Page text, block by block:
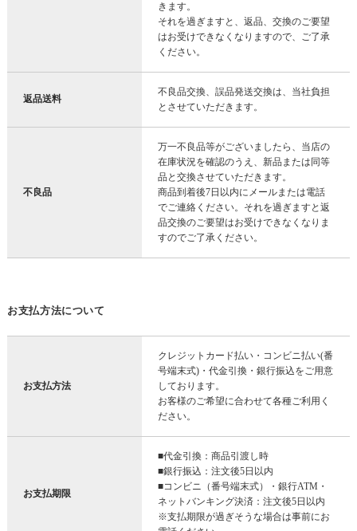
きます。
それを過ぎますと、返品、交換のご要望
はお受けできなくなりますので、ご了承
ください。
返品送料
不良品交換、誤品発送交換は、当社負担
とさせていただきます。
不良品
万一不良品等がございましたら、当店の
在庫状況を確認のうえ、新品または同等
品と交換させていただきます。
商品到着後7日以内にメールまたは電話
でご連絡ください。それを過ぎますと返
品交換のご要望はお受けできなくなりま
すのでご了承ください。
お支払方法について
お支払方法
クレジットカード払い・コンビニ払い(番
号端末式)・代金引換・銀行振込をご用意
しております。
お客様のご希望に合わせて各種ご利用く
ださい。
お支払期限
■代金引換：商品引渡し時
■銀行振込：注文後5日以内
■コンビニ（番号端末式）・銀行ATM・
ネットバンキング決済：注文後5日以内
※支払期限が過ぎそうな場合は事前にお